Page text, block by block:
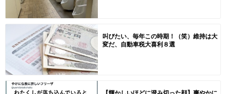
叫びたい、毎年この時期！（笑）維持は大
変だ、自動車税大喜利８選